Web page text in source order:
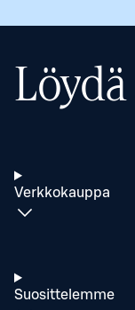
Löydä
Verkkokauppa
Suosittelemme